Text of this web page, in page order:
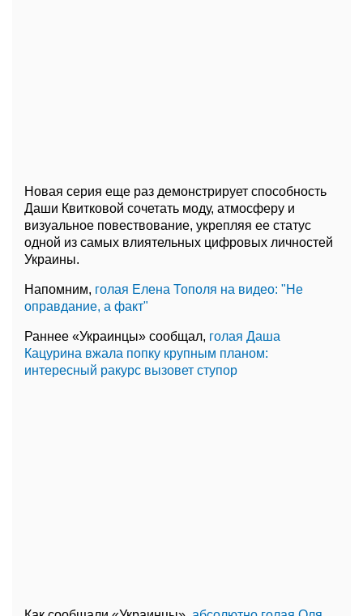
Новая серия еще раз демонстрирует способность
Даши Квитковой сочетать моду, атмосферу и
визуальное повествование, укрепляя ее статус
одной из самых влиятельных цифровых личностей
Украины.
Напомним, голая Елена Тополя на видео: "Не
оправдание, а факт"
Раннее «Украинцы» сообщал, голая Даша
Кацурина вжала попку крупным планом:
интересный ракурс вызовет ступор